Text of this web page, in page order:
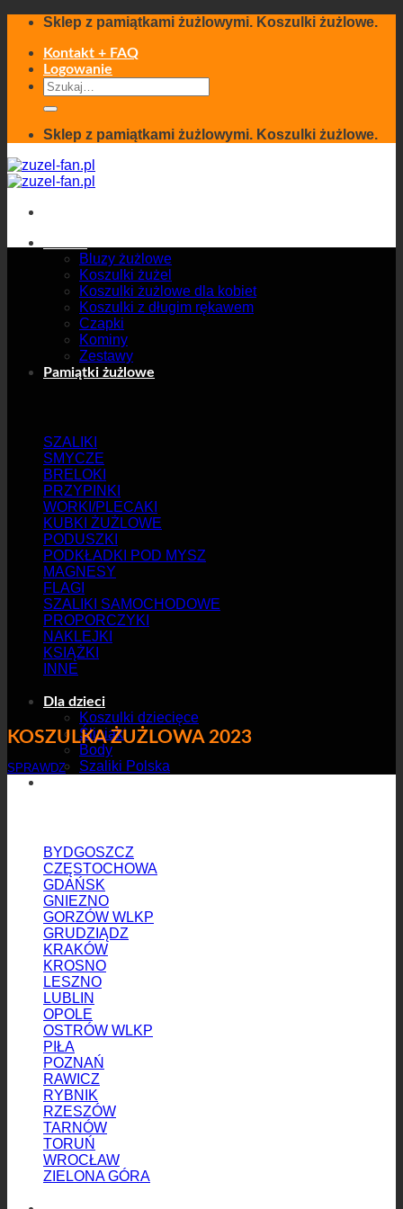
Skip
content
Sklep z pamiątkami żużlowymi. Koszulki żużlowe.
Kontakt + FAQ
Logowanie
Szukaj:
Sklep z pamiątkami żużlowymi. Koszulki żużlowe.
Bluzy żużlowe
Koszulki żużel
Koszulki żużlowe dla kobiet
Koszulki z długim rękawem
Czapki
Kominy
Zestawy
Pamiątki żużlowe
SZALIKI
SMYCZE
BRELOKI
PRZYPINKI
WORKI/PLECAKI
KUBKI ŻUŻLOWE
PODUSZKI
PODKŁADKI POD MYSZ
MAGNESY
FLAGI
SZALIKI SAMOCHODOWE
PROPORCZYKI
NAKLEJKI
KSIĄŻKI
INNE
Dla dzieci
Koszulki dziecięce
Śliniaki
Body
Szaliki Polska
BYDGOSZCZ
CZĘSTOCHOWA
GDAŃSK
GNIEZNO
GORZÓW WLKP
GRUDZIĄDZ
KRAKÓW
KROSNO
LESZNO
LUBLIN
OPOLE
OSTRÓW WLKP
PIŁA
POZNAŃ
RAWICZ
RYBNIK
RZESZÓW
TARNÓW
TORUŃ
WROCŁAW
ZIELONA GÓRA
KOSZULKA ŻUŻLOWA 2023
SPRAWDZ